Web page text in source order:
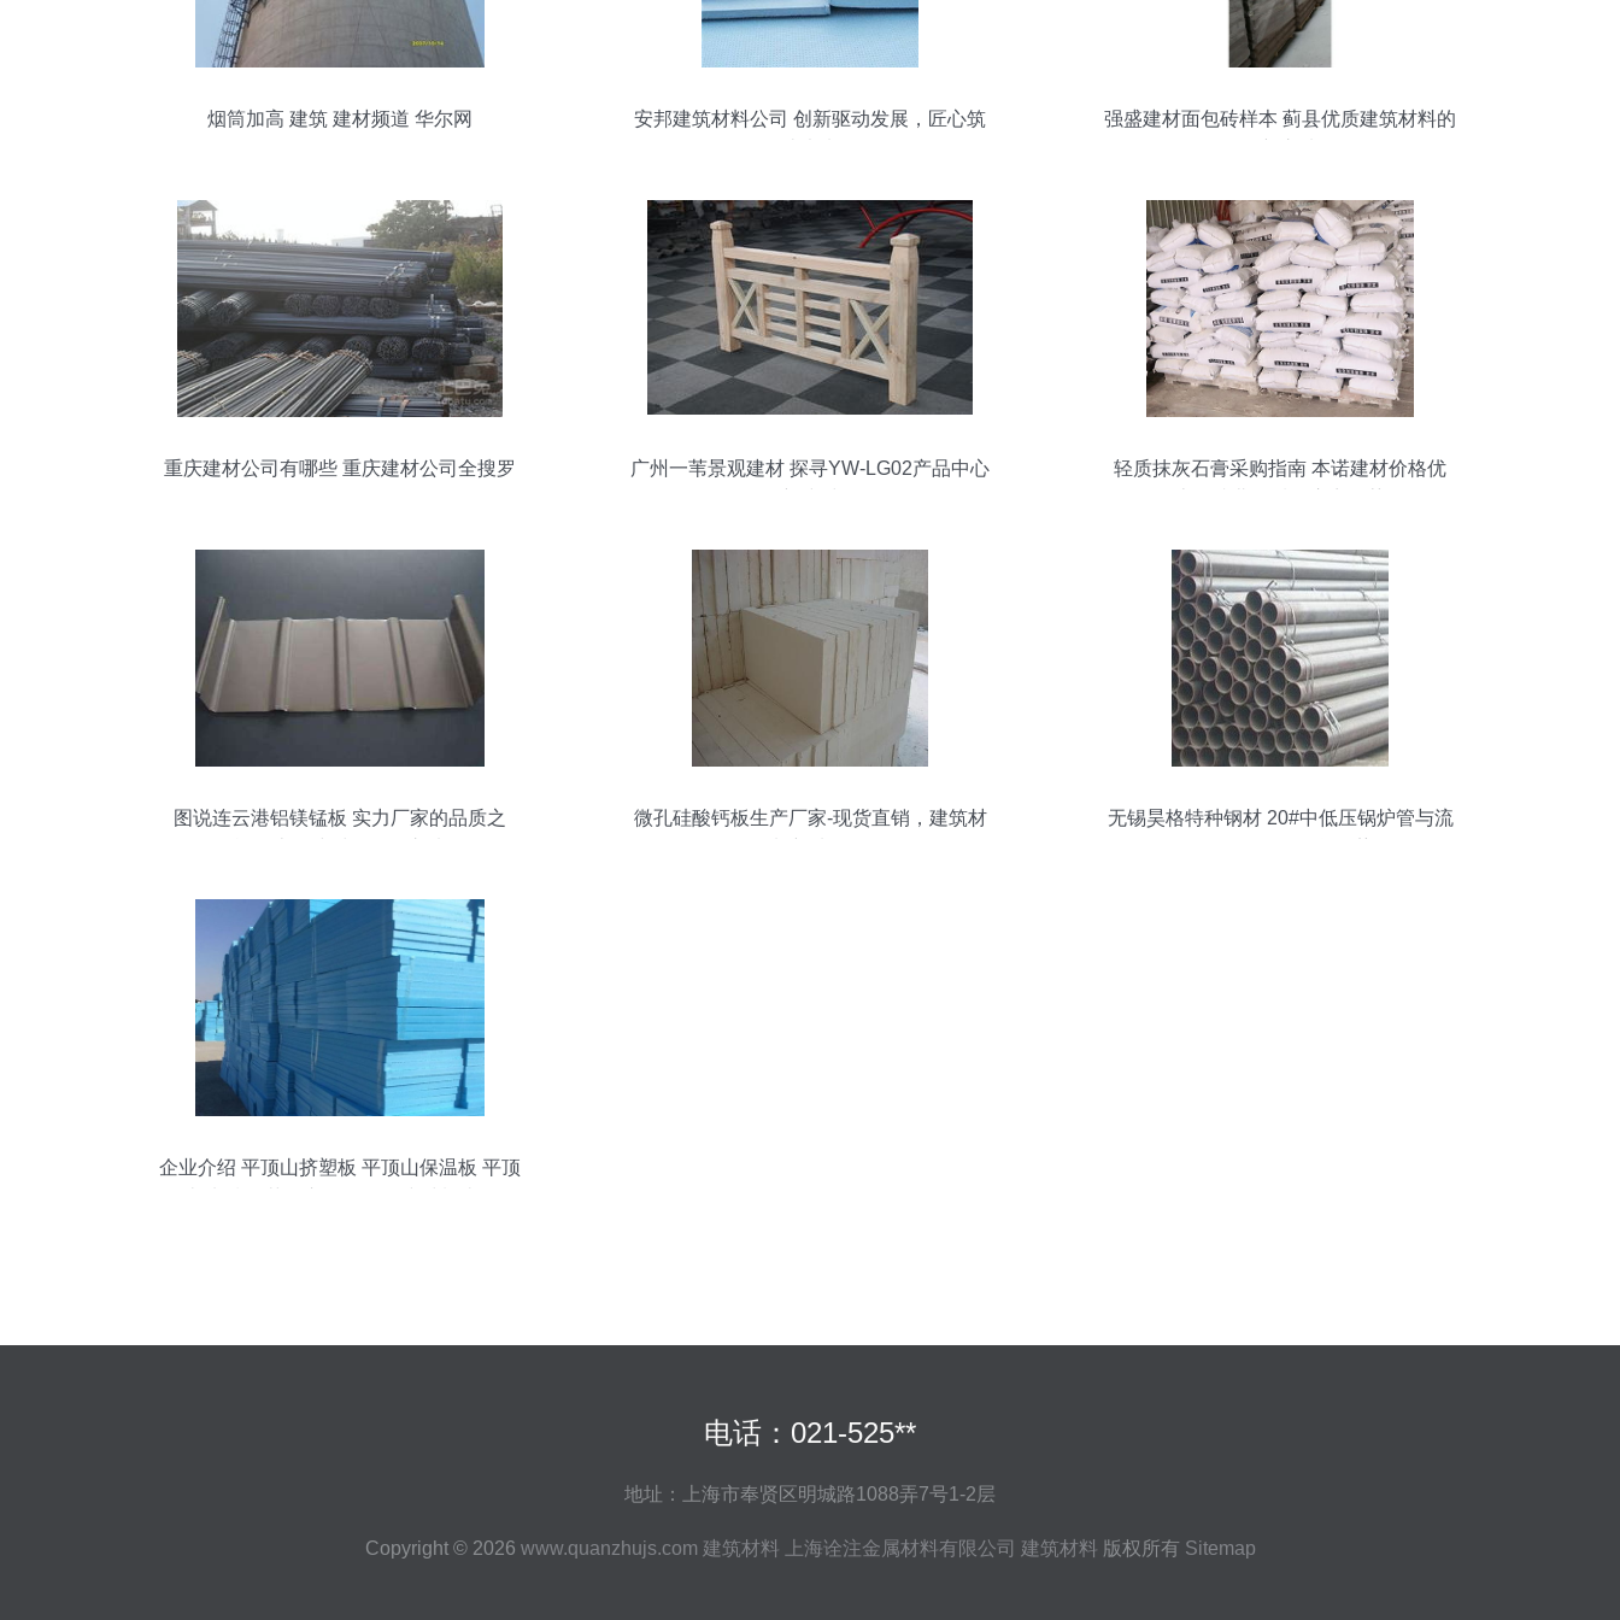
烟筒加高 建筑 建材频道 华尔网
安邦建筑材料公司 创新驱动发展，匠心筑
强盛建材面包砖样本 蓟县优质建筑材料的
重庆建材公司有哪些 重庆建材公司全搜罗
广州一苇景观建材 探寻YW-LG02产品中心
轻质抹灰石膏采购指南 本诺建材价格优
图说连云港铝镁锰板 实力厂家的品质之
微孔硅酸钙板生产厂家-现货直销，建筑材
无锡昊格特种钢材 20#中低压锅炉管与流
企业介绍 平顶山挤塑板 平顶山保温板 平顶
电话：021-525**
地址：上海市奉贤区明城路1088弄7号1-2层
Copyright © 2026 www.quanzhujs.com 建筑材料 上海诠注金属材料有限公司 建筑材料 版权所有 Sitemap